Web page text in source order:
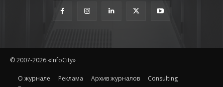
© 2007-2026 «InfoCity»
O журнале Реклама Архив журналов
Consulting